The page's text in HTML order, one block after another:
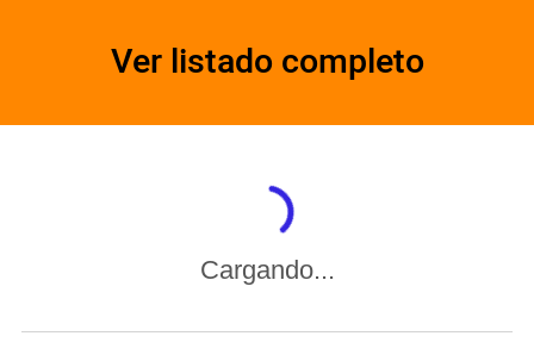
Ver listado completo
Cargando...